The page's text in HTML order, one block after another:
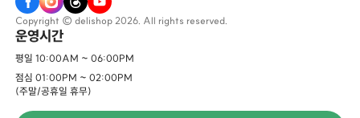
Copyright © delishop 2026. All rights reserved.
운영시간
평일 10:00AM ~ 06:00PM
점심 01:00PM ~ 02:00PM
(주말/공휴일 휴무)